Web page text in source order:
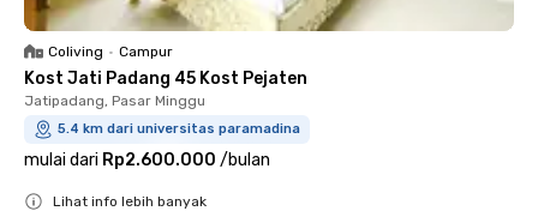
Coliving • Campur
Kost Jati Padang 45 Kost Pejaten
Jatipadang, Pasar Minggu
5.4 km dari universitas paramadina
mulai dari Rp2.600.000 /bulan
Lihat info lebih banyak